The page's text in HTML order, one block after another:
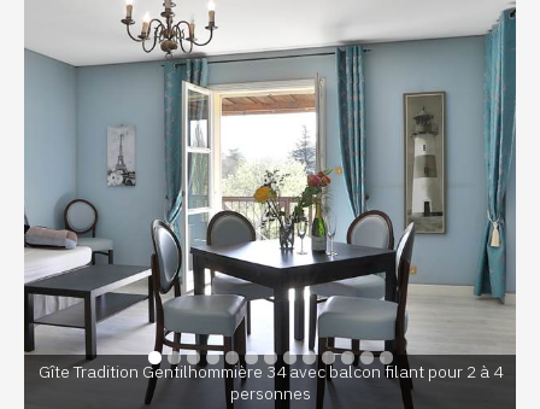
Gîte Tradition Gentilhommière 34 avec balcon filant pour 2 à 4
personnes